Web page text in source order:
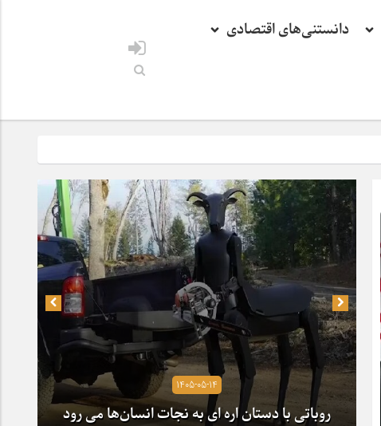
دانستنی‌های اقتصادی
1405-05-14
روباتی با دستان اره ای به نجات انسان‌ها می رود